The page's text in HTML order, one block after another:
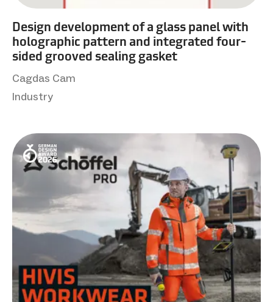
Design development of a glass panel with
holographic pattern and integrated four-
sided grooved sealing gasket
Cagdas Cam
Industry